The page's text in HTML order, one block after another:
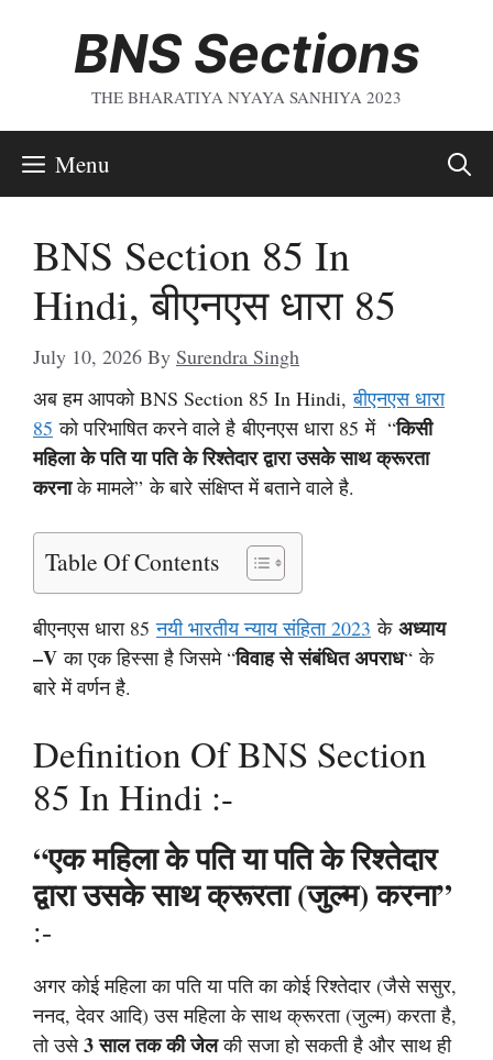
BNS Sections
THE BHARATIYA NYAYA SANHIYA 2023
Menu
BNS Section 85 In
Hindi, बीएनएस धारा 85
July 10, 2026 By Surendra Singh
अब हम आपको BNS Section 85 In Hindi,बीएनएस धारा
85 को परिभाषित करने वाले है बीएनएस धारा 85 में “किसी
महिला के पति या पति के रिश्तेदार द्वारा उसके साथ क्रूरता
करनाके मामले” के बारे संक्षिप्त में बताने वाले है.
Table Of Contents
बीएनएस धारा 85नयी भारतीय न्याय संहिता 2023 के अध्याय
–Vका एक हिस्सा है जिसमे “विवाह से संबंधित अपराध“ के
बारे में वर्णन है.
Definition Of BNS Section
85 In Hindi :-
“एक महिला के पति या पति के रिश्तेदार
द्वारा उसके साथ क्रूरता (जुल्म) करना”
:-
अगर कोई महिला का पति या पति का कोई रिश्तेदार (जैसे ससुर,
ननद, देवर आदि) उस महिला के साथ क्रूरता (जुल्म) करता है,
तो उसे3 साल तक की जेलकी सजा हो सकती है और साथ ही